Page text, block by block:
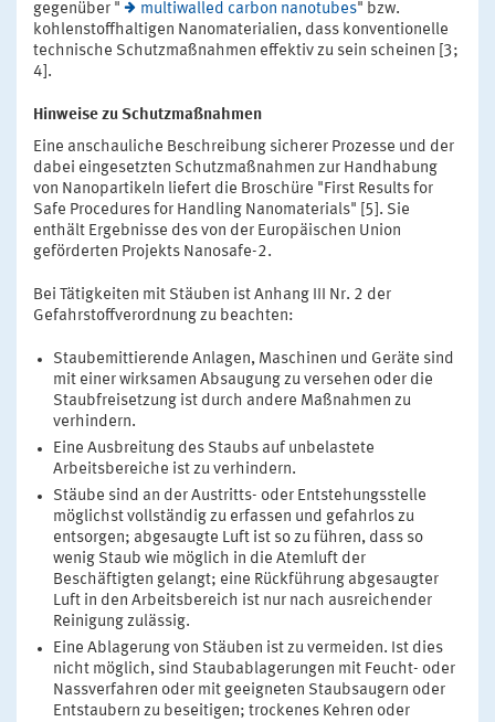
gegenüber "
multiwalled carbon nanotubes" bzw.
kohlenstoffhaltigen Nanomaterialien, dass konventionelle
technische Schutzmaßnahmen effektiv zu sein scheinen [3;
4].
Hinweise zu Schutzmaßnahmen
Eine anschauliche Beschreibung sicherer Prozesse und der
dabei eingesetzten Schutzmaßnahmen zur Handhabung
von Nanopartikeln liefert die Broschüre "First Results for
Safe Procedures for Handling Nanomaterials" [5]. Sie
enthält Ergebnisse des von der Europäischen Union
geförderten Projekts Nanosafe-2.
Bei Tätigkeiten mit Stäuben ist Anhang III Nr. 2 der
Gefahrstoffverordnung zu beachten:
Staubemittierende Anlagen, Maschinen und Geräte sind
mit einer wirksamen Absaugung zu versehen oder die
Staubfreisetzung ist durch andere Maßnahmen zu
verhindern.
Eine Ausbreitung des Staubs auf unbelastete
Arbeitsbereiche ist zu verhindern.
Stäube sind an der Austritts- oder Entstehungsstelle
möglichst vollständig zu erfassen und gefahrlos zu
entsorgen; abgesaugte Luft ist so zu führen, dass so
wenig Staub wie möglich in die Atemluft der
Beschäftigten gelangt; eine Rückführung abgesaugter
Luft in den Arbeitsbereich ist nur nach ausreichender
Reinigung zulässig.
Eine Ablagerung von Stäuben ist zu vermeiden. Ist dies
nicht möglich, sind Staubablagerungen mit Feucht- oder
Nassverfahren oder mit geeigneten Staubsaugern oder
Entstaubern zu beseitigen; trockenes Kehren oder